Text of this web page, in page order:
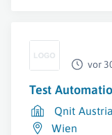
vor
Test
Qnit
Wien